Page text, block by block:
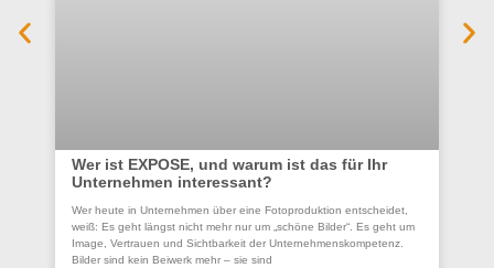
Wer ist EXPOSE, und warum ist das für Ihr
Unternehmen interessant?
Wer heute in Unternehmen über eine Fotoproduktion entscheidet,
weiß: Es geht längst nicht mehr nur um „schöne Bilder“. Es geht um
Image, Vertrauen und Sichtbarkeit der Unternehmenskompetenz.
Bilder sind kein Beiwerk mehr – sie sind